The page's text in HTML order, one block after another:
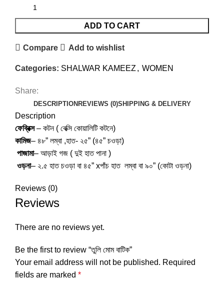
ADD TO CART
Compare Add to wishlist
Categories: SHALWAR KAMEEZ , WOMEN
Share:
DESCRIPTION REVIEWS (0)SHIPPING & DELIVERY
Description
ফেব্রিক্স– কটন ( বেক্সি কোয়ালিটি কটনে)
কামিজ– ৪৮” লম্বা ,হাত- ২৫” (৪৫” চওড়া)
পাজামা– আড়াই গজ ( দুই হাত পানা )
ওড়না– ২.৫ হাত চওড়া বা ৪৫” xপাঁচ হাত লম্বা বা ৯০” (কোটা ওড়না)
Reviews (0)
Reviews
There are no reviews yet.
Be the first to review “তুলি মোম বাটিক”
Your email address will not be published. Required
fields are marked *